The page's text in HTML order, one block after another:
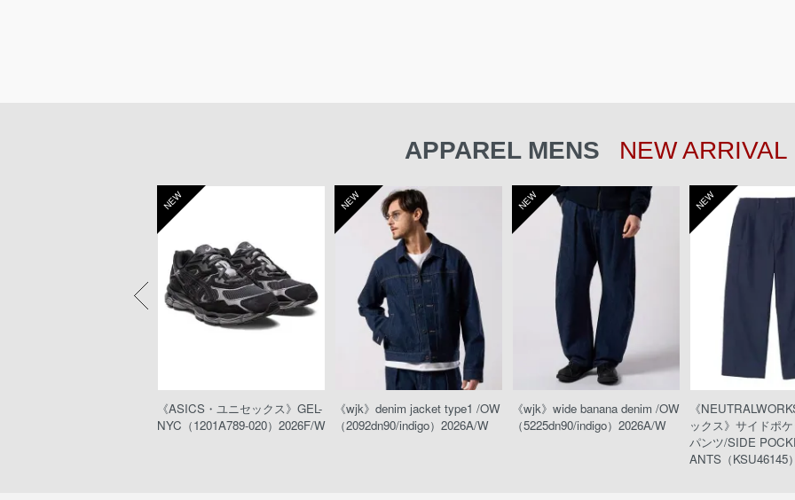
APPAREL MENS NEW ARRIVAL
NEW
《ASICS・ユニセックス》GEL-
NYC（1201A789-020）2026F/W
NEW
《wjk》denim jacket type1 /OW
（2092dn90/indigo）2026A/W
NEW
《wjk》wide banana denim /OW
（5225dn90/indigo）2026A/W
NEW
《
ックス》サイドポ
パンツ/SIDE
ANTS（KSU46145